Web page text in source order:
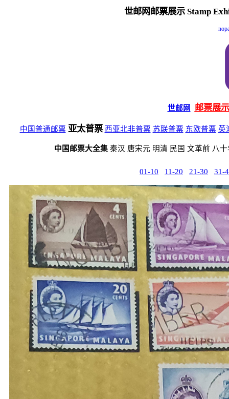
世邮网邮票展示 Stamp
世邮网 邮票展示
中国普通邮票 亚太普票 西亚北非普票 苏联普票 东欧普票 英
中国邮票大全集 秦汉 唐宋元 明清 民国 文革前 八
01-10 11-20 21-30 31-